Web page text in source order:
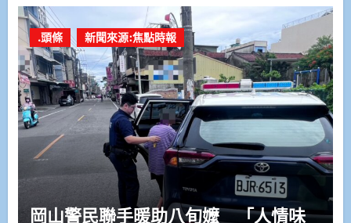
.頭條 新聞來源:焦點時報
岡山警民聯手暖助八旬嬤 「人情味